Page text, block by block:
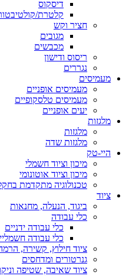
דיסקוס
קלטרת/
חציר וקש
מגובים
מכבשים
ריסוס ודישון
נגררים
מעמיסים
מעמיסים אופניים
מעמיסים טלסקופיים
יעים אופניים
מלגזות
מלגזות
מלגזות שדה
היי-טק
מיכון וציוד חשמלי
מיכון וציוד אוטונומי
טכנולוגיה מתקדמת
ציוד
ביגוד, הנעלה, מחנאות
כלי עבודה
כלי עבודה ידניים
כלי עבודה
ציוד חילוץ, קשירה,
גנרטורים ומדחסים
ציוד שאיבה, שטיפה